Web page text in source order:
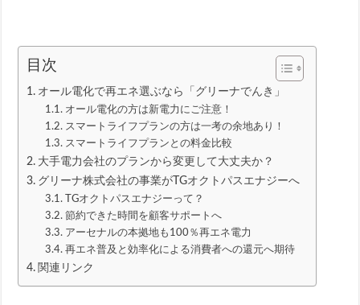
目次
オール電化で再エネ選ぶなら「グリーナでんき」
オール電化の方は新電力にご注意！
スマートライフプランの方は一考の余地あり！
スマートライフプランとの料金比較
大手電力会社のプランから変更して大丈夫か？
グリーナ株式会社の事業がTGオクトパスエナジーへ
TGオクトパスエナジーって？
節約できた時間を顧客サポートへ
アーセナルの本拠地も100％再エネ電力
再エネ普及と効率化による消費者への還元へ期待
関連リンク